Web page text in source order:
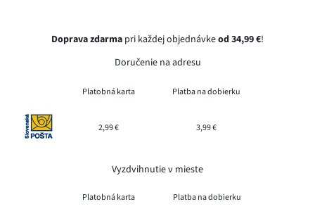
Doprava zdarma pri každej objednávkeod 34,99 €!
Doručenie na adresu
Platobná karta Platba na dobierku
2,99 € 3,99 €
Vyzdvihnutie v mieste
Platobná karta Platba na dobierku